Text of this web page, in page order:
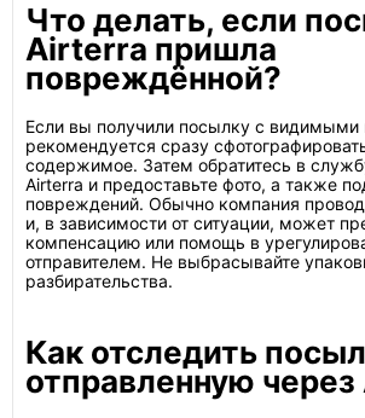
Что делать, если
Airterra пришла
повреждённой?
Если вы получили посылку с
рекомендуется сразу
содержимое. Затем обратитесь в
Airterra и предоставьте фото, а также
повреждений. Обычно компания
и, в зависимости от ситуации, может
компенсацию или помощь в
отправителем. Не выбрасывайте
разбирательства.
Как отследить
отправленную